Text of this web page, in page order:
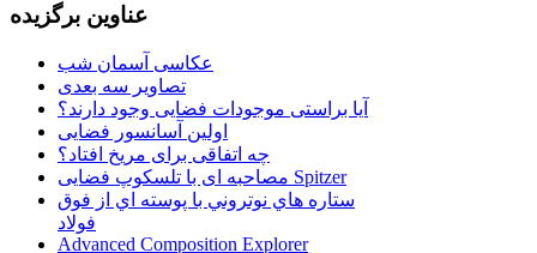
عناوین برگزیده
عکاسی آسمان شب
تصاویر سه بعدی
آیا براستی موجودات فضایی وجود دارند؟
اولین آسانسور فضایی
چه اتفاقی برای مریخ افتاد؟
مصاحبه ای با تلسکوپ فضایی Spitzer
ستاره هاي نوتروني با پوسته اي از فوق
فولاد
Advanced Composition Explorer